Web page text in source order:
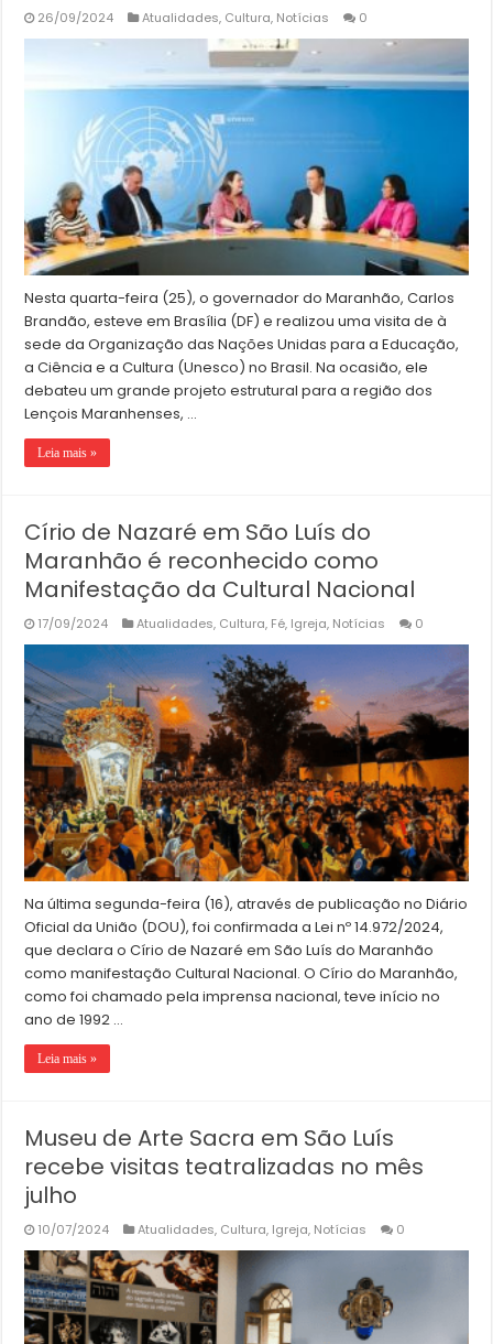
26/09/2024 Atualidades, Cultura, Notícias 0
Nesta quarta-feira (25), o governador do Maranhão, Carlos
Brandão, esteve em Brasília (DF) e realizou uma visita de à
sede da Organização das Nações Unidas para a Educação,
a Ciência e a Cultura (Unesco) no Brasil. Na ocasião, ele
debateu um grande projeto estrutural para a região dos
Lençois Maranhenses, …
Leia mais »
Círio de Nazaré em São Luís do
Maranhão é reconhecido como
Manifestação da Cultural Nacional
17/09/2024 Atualidades, Cultura, Fé, Igreja, Notícias 0
Na última segunda-feira (16), através de publicação no Diário
Oficial da União (DOU), foi confirmada a Lei nº 14.972/2024,
que declara o Círio de Nazaré em São Luís do Maranhão
como manifestação Cultural Nacional. O Círio do Maranhão,
como foi chamado pela imprensa nacional, teve início no
ano de 1992 …
Leia mais »
Museu de Arte Sacra em São Luís
recebe visitas teatralizadas no mês
julho
10/07/2024 Atualidades, Cultura, Igreja, Notícias 0